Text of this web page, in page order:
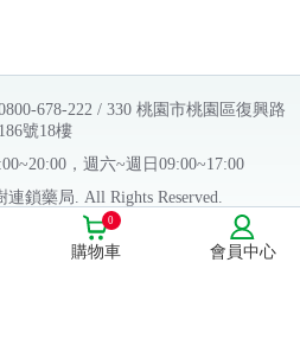
678-222 / 330 桃園市桃園區復興路
186號18樓
，週六~週日09:00~17:00
鎖藥局. All Rights Reserved.
業者資料：
市藥販字第623202B480 號
購物車
0
會員中心